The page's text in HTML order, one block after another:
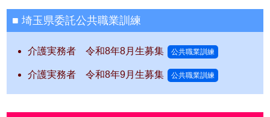
埼玉県委託公共職業訓練
介護実務者 令和8年8月生募集 公共職業訓練
介護実務者 令和8年9月生募集 公共職業訓練